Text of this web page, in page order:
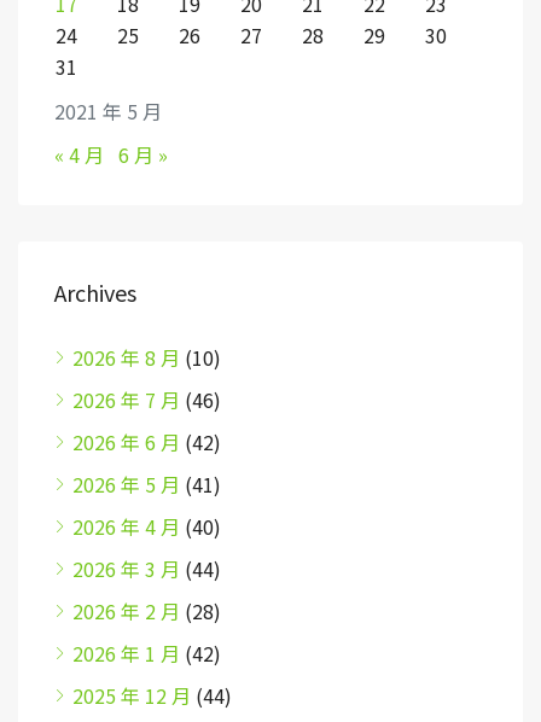
2021 年 5 月
24
25 26 27 28 29
30
31
« 4 月 6 月 »
Archives
2026 年 8 月 (10)
2026 年 7 月 (46)
2026 年 6 月 (42)
2026 年 5 月 (41)
2026 年 4 月 (40)
2026 年 3 月 (44)
2026 年 2 月 (28)
2026 年 1 月 (42)
2025 年 12 月 (44)